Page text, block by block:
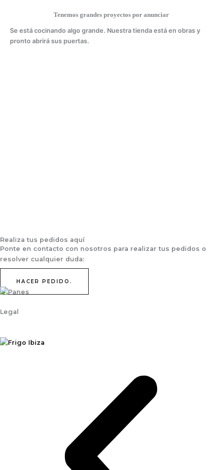
Tenemos grandes proyectos por anunciar
Se está cocinando algo grande. Nuestra tienda está en obras y
pronto abrirá sus puertas.
Realiza tus pedidos aquí
Ponte en contacto con nosotros para realizar tus pedidos o
resolver cualquier duda:
HACER PEDIDO.
Legal